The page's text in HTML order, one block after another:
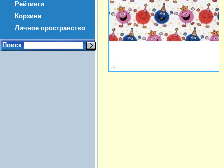
Рейтинги
Корзина
Личное пространство
Поиск